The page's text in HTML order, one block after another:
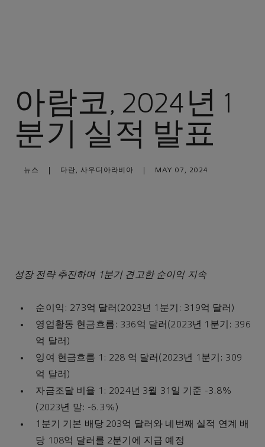
아람코, 2024년 1
분기 실적 발표
뉴스 다란, 사우디아라비아 MAY 07, 2024
성장 전략 추진하며 1분기 견고한 순이익 지속
순이익: 273억 달러(2023년 1분기: 319억 달러)
영업활동 현금흐름: 336억 달러(2023년 1분기: 396
억 달러)
잉여 현금흐름 1: 228 억 달러(2023년 1분기: 309
억 달러)
자금조달 비율 1: 2024년 3월 31일 기준 -3.8%
(2023년 말: -6.3%)
1분기 기본 배당 203억 달러와 네번째 실적 연계 배
당 108억 달러를 2분기에 지급 예정